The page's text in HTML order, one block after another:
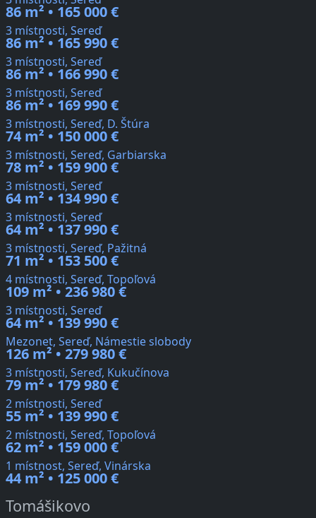
86 m² • 165 000 €
3 místnosti, Sereď
86 m² • 165 990 €
3 místnosti, Sereď
86 m² • 166 990 €
3 místnosti, Sereď
86 m² • 169 990 €
3 místnosti, Sereď, D. Štúra
74 m² • 150 000 €
3 místnosti, Sereď, Garbiarska
78 m² • 159 900 €
3 místnosti, Sereď
64 m² • 134 990 €
3 místnosti, Sereď
64 m² • 137 990 €
3 místnosti, Sereď, Pažitná
71 m² • 153 500 €
4 místnosti, Sereď, Topoľová
109 m² • 236 980 €
3 místnosti, Sereď
64 m² • 139 990 €
Mezonet, Sereď, Námestie slobody
126 m² • 279 980 €
3 místnosti, Sereď, Kukučínova
79 m² • 179 980 €
2 místnosti, Sereď
55 m² • 139 990 €
2 místnosti, Sereď, Topoľová
62 m² • 159 000 €
1 místnost, Sereď, Vinárska
44 m² • 125 000 €
Tomášikovo